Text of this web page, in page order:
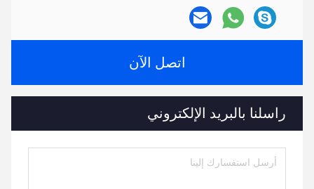
اتصل الآن
راسلنا بالبريد الإلكتروني